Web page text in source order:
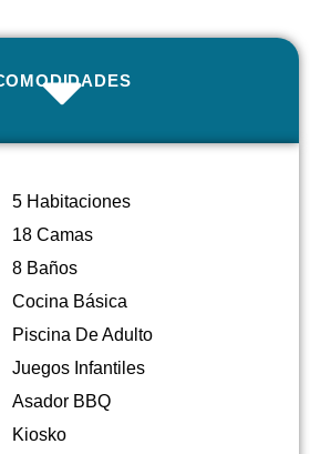
5 Habitaciones
18 Camas
8 Baños
Cocina Básica
Piscina De Adulto
Juegos Infantiles
Asador BBQ
Kiosko